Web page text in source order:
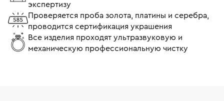
Золотые браслеты с изумрудами
Золотые браслеты с рубинами
Браслеты из белого золота с сапфирами
экспертизу
Проверяется проба золота, платины и серебра,
проводится сертификация украшения
Все изделия проходят ультразвуковую и
механическую профессиональную чистку